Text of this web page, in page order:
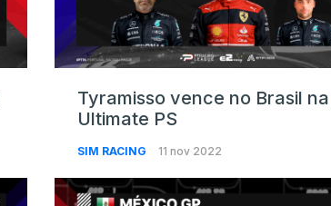
Tyramisso vence no Brasil
Ultimate PS
SIM RACING 11 nov 2022